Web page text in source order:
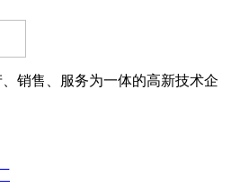
销售、服务为一体的高新技术企